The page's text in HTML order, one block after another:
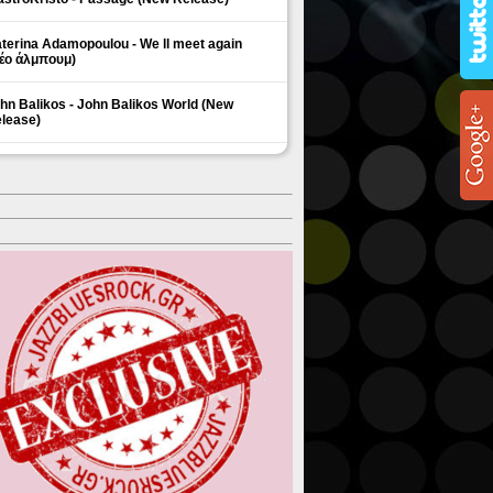
Adamopoulou - We ll meet again
άλμπουμ)
Balikos - John Balikos World (New